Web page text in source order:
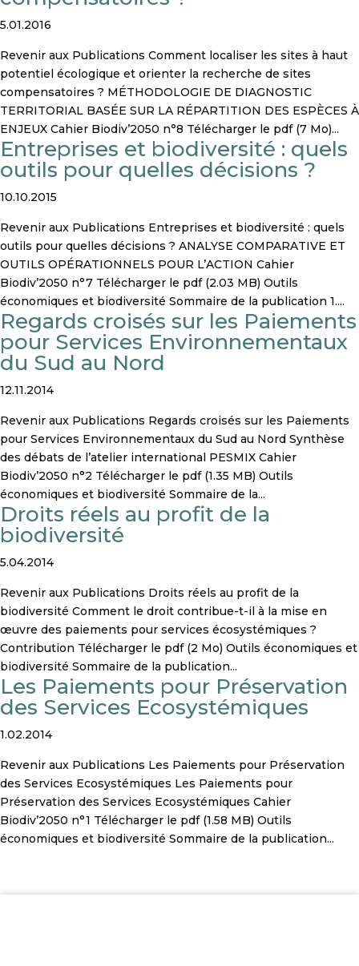
5.01.2016
Revenir aux Publications Comment localiser les sites à haut
potentiel écologique et orienter la recherche de sites
compensatoires ? MÉTHODOLOGIE DE DIAGNOSTIC
TERRITORIAL BASÉE SUR LA RÉPARTITION DES ESPÈCES À
ENJEUX Cahier Biodiv’2050 n°8 Télécharger le pdf (7 Mo)...
Entreprises et biodiversité : quels
outils pour quelles décisions ?
10.10.2015
Revenir aux Publications Entreprises et biodiversité : quels
outils pour quelles décisions ? ANALYSE COMPARATIVE ET
OUTILS OPÉRATIONNELS POUR L’ACTION Cahier
Biodiv’2050 n°7 Télécharger le pdf (2.03 MB) Outils
économiques et biodiversité Sommaire de la publication 1....
Regards croisés sur les Paiements
pour Services Environnementaux
du Sud au Nord
12.11.2014
Revenir aux Publications Regards croisés sur les Paiements
pour Services Environnementaux du Sud au Nord Synthèse
des débats de l’atelier international PESMIX Cahier
Biodiv’2050 n°2 Télécharger le pdf (1.35 MB) Outils
économiques et biodiversité Sommaire de la...
Droits réels au profit de la
biodiversité
5.04.2014
Revenir aux Publications Droits réels au profit de la
biodiversité Comment le droit contribue-t-il à la mise en
œuvre des paiements pour services écosystémiques ?
Contribution Télécharger le pdf (2 Mo) Outils économiques et
biodiversité Sommaire de la publication...
Les Paiements pour Préservation
des Services Ecosystémiques
1.02.2014
Revenir aux Publications Les Paiements pour Préservation
des Services Ecosystémiques Les Paiements pour
Préservation des Services Ecosystémiques Cahier
Biodiv’2050 n°1 Télécharger le pdf (1.58 MB) Outils
économiques et biodiversité Sommaire de la publication...